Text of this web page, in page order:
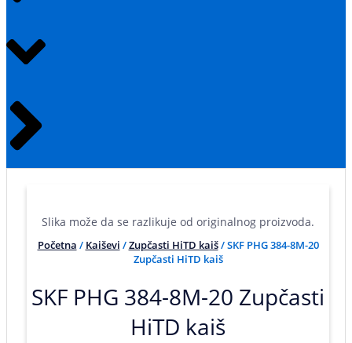
Slika može da se razlikuje od originalnog proizvoda.
Početna / Kaiševi /Zupčasti HiTD kaiš/ SKF PHG 384-8M-20
Zupčasti HiTD kaiš
SKF PHG 384-8M-20 Zupčasti
HiTD kaiš